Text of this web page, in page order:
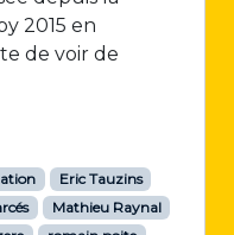
2015 en
de voir de
Eric Tauzins
Mathieu Raynal